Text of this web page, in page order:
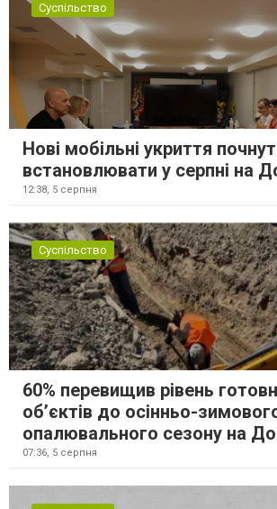
Суспільство
Нові мобільні укриття
встановлювати у серпні на
12:38, 5 серпня
Суспільство
60% перевищив рівень
об’єктів до осінньо-
опалювального сезону на
07:36, 5 серпня